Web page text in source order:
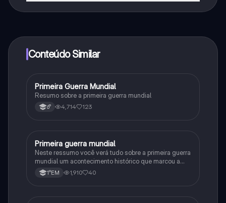
Conteúdo Similar
História
Primeira Guerra Mundial
Resumo sobre a primeira guerra mundial
6° 4,714 123
História
Primeira guerra mundial
Neste ressumo você verá tudo sobre a primeira guerra
mundial um acontecimento histórico que marcou a
humanidade e é um dos principais assuntos dentro da
matéria de história.
1°EM 1,910 40